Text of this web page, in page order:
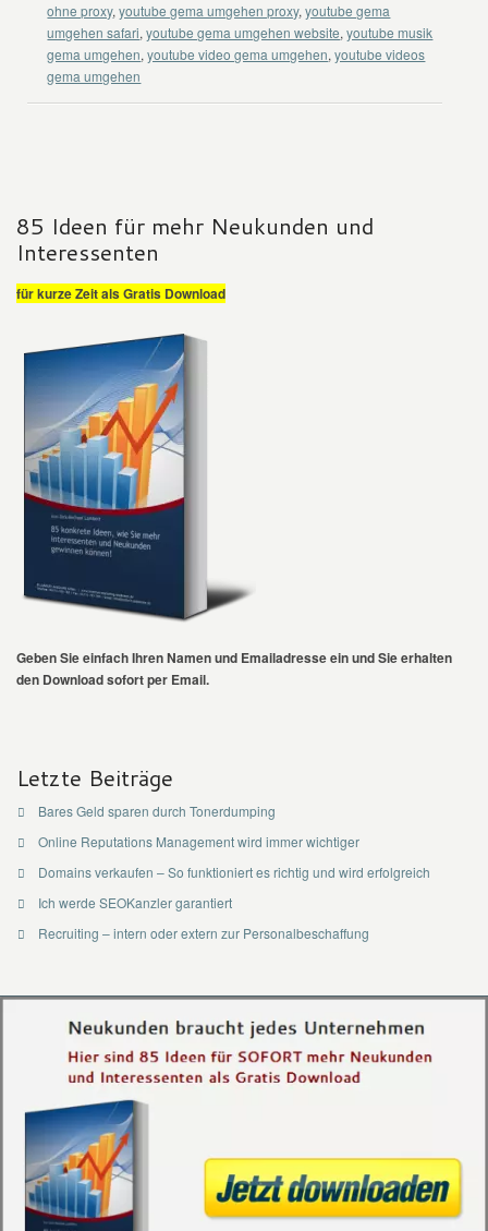
ohne proxy,youtube gema umgehen proxy,youtube gema
umgehen safari,youtube gema umgehen website,youtube musik
gema umgehen,youtube video gema umgehen,youtube videos
gema umgehen
85 Ideen für mehr Neukunden und
Interessenten
für kurze Zeit als Gratis Download
Geben Sie einfach Ihren Namen und Emailadresse ein und Sie erhalten
den Download sofort per Email.
Letzte Beiträge
Bares Geld sparen durch Tonerdumping
Online Reputations Management wird immer wichtiger
Domains verkaufen – So funktioniert es richtig und wird erfolgreich
Ich werde SEOKanzler garantiert
Recruiting – intern oder extern zur Personalbeschaffung